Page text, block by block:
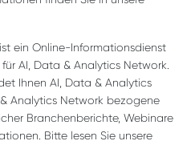
ein Online-Informationsdienst
AI, Data & Analytics Network.
Ihnen AI, Data & Analytics
Analytics Network bezogene
Branchenberichte, Webinare
Bitte lesen Sie unsere